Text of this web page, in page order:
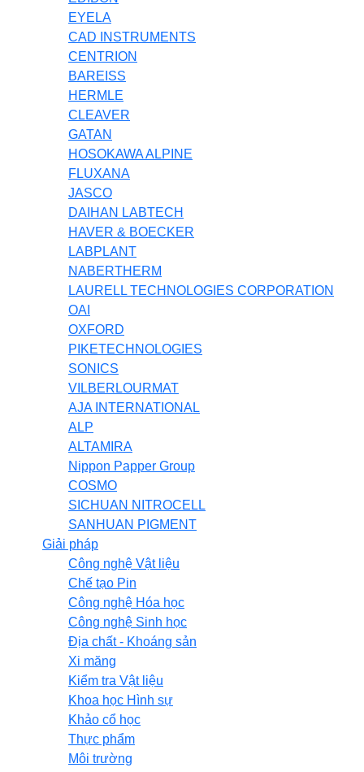
EYELA
CAD INSTRUMENTS
CENTRION
BAREISS
HERMLE
CLEAVER
GATAN
HOSOKAWA ALPINE
FLUXANA
JASCO
DAIHAN LABTECH
HAVER & BOECKER
LABPLANT
NABERTHERM
LAURELL TECHNOLOGIES CORPORATION
OAI
OXFORD
PIKETECHNOLOGIES
SONICS
VILBERLOURMAT
AJA INTERNATIONAL
ALP
ALTAMIRA
Nippon Papper Group
COSMO
SICHUAN NITROCELL
SANHUAN PIGMENT
Giải pháp
Công nghệ Vật liệu
Chế tạo Pin
Công nghệ Hóa học
Công nghệ Sinh học
Địa chất - Khoáng sản
Xi măng
Kiểm tra Vật liệu
Khoa học Hình sự
Khảo cổ học
Thực phẩm
Môi trường